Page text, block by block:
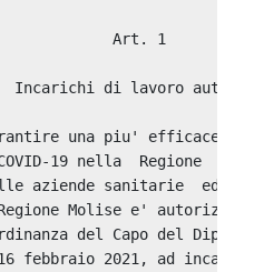
Art. 1
Incarichi di lavoro
una piu' efficace
19 nella  Regione
aziende sanitarie  ed
Molise e'
del Capo del
febbraio 2021, ad